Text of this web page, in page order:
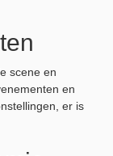
scene en
en
er is